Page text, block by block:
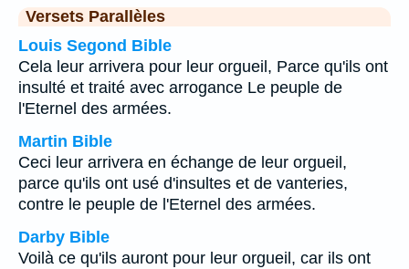
Versets Parallèles
Louis Segond Bible
Cela leur arrivera pour leur orgueil, Parce qu'ils ont
insulté et traité avec arrogance Le peuple de
l'Eternel des armées.
Martin Bible
Ceci leur arrivera en échange de leur orgueil,
parce qu'ils ont usé d'insultes et de vanteries,
contre le peuple de l'Eternel des armées.
Darby Bible
Voilà ce qu'ils auront pour leur orgueil, car ils ont